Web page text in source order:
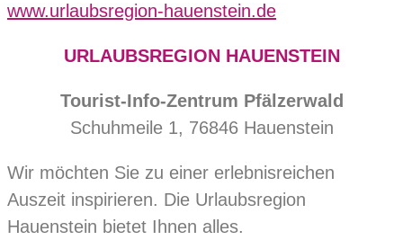
www.urlaubsregion-hauenstein.de
URLAUBSREGION HAUENSTEIN
Tourist-Info-Zentrum Pfälzerwald
Schuhmeile 1, 76846 Hauenstein
Wir möchten Sie zu einer erlebnisreichen
Auszeit inspirieren. Die Urlaubsregion
Hauenstein bietet Ihnen alles.